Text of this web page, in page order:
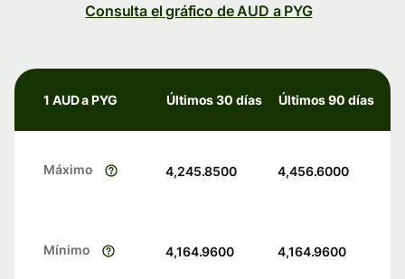
Consulta el gráfico de AUD a PYG
1 AUD a PYG Últimos 30 días Últimos 90 días
Máximo 4,245.8500 4,456.6000
Mínimo 4,164.9600 4,164.9600